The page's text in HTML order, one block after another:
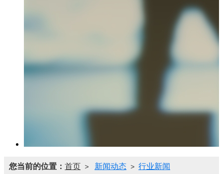
您当前的位置： 首页 > 新闻动态 > 行业新闻